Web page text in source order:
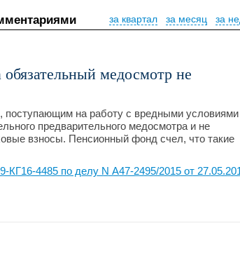
за
за месяц
за квартал
медосмотр не
поступающим на работу с вредными условиями
предварительного медосмотра и не
взносы. Пенсионный фонд счел, что такие
4485 по делу N А47-2495/2015 от